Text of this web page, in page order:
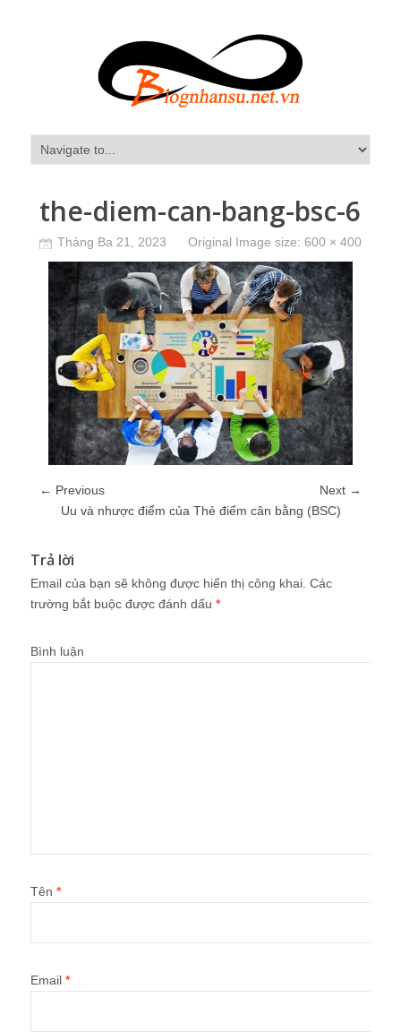
the-diem-can-bang-bsc-6
Tháng Ba 21, 2023 Original Image size: 600 × 400
← Previous
Next →
Uu và nhược điểm của Thẻ điểm cân bằng (BSC)
Trả lời
Email của bạn sẽ không được hiển thị công khai. Các
trường bắt buộc được đánh dấu *
Bình luận
Tên *
Email *